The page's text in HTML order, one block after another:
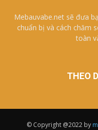
Mebauvabe.net sẽ đưa
chuẩn bị và cách chăm
toàn
THEO
© Copyright @2022 by